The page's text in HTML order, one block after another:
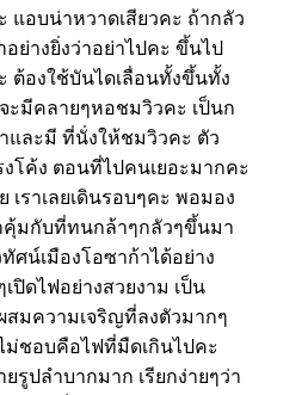
แอบน่าหวาดเสียวคะ ถ้ากลัว
ย่างยิ่งว่าอย่าไปคะ ขึ้นไป
ต้องใช้บันไดเลื่อนทั้งขึ้นทั้ง
ะมีคลายๆหอชมวิวคะ เป็นก
และมี ที่นั่งให้ชมวิวคะ ตัว
โค้ง ตอนที่ไปคนเยอะมากคะ
เราเลยเดินรอบๆคะ พอมอง
คุ้มกับที่ทนกล้าๆกลัวๆขึ้นมา
ศน์เมืองโอซาก้าได้อย่าง
ปิดไฟอย่างสวยงาม เป็น
สมความเจริญที่ลงตัวมากๆ
ม่ชอบคือไฟที่มืดเกินไปคะ
รูปลำบากมาก เรียกง่ายๆว่า